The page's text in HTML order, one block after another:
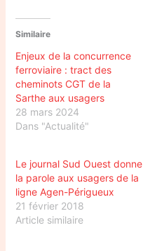
Similaire
Enjeux de la concurrence
ferroviaire : tract des
cheminots CGT de la
Sarthe aux usagers
28 mars 2024
Dans "Actualité"
Le journal Sud Ouest donne
la parole aux usagers de la
ligne Agen-Périgueux
21 février 2018
Article similaire